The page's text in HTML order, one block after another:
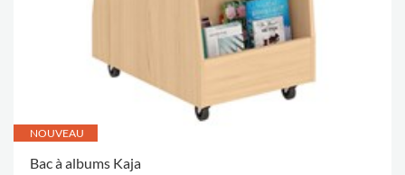
NOUVEAU
Bac à albums Kaja